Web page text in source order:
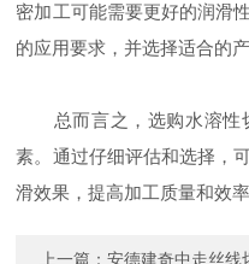
密加工可能需要更好的润滑
的应用要求，并选择适合的产
总而言之，选购水溶性
素。通过仔细评估和选择，
滑效果，提高加工质量和效率
上一篇：安德建奇中走丝线